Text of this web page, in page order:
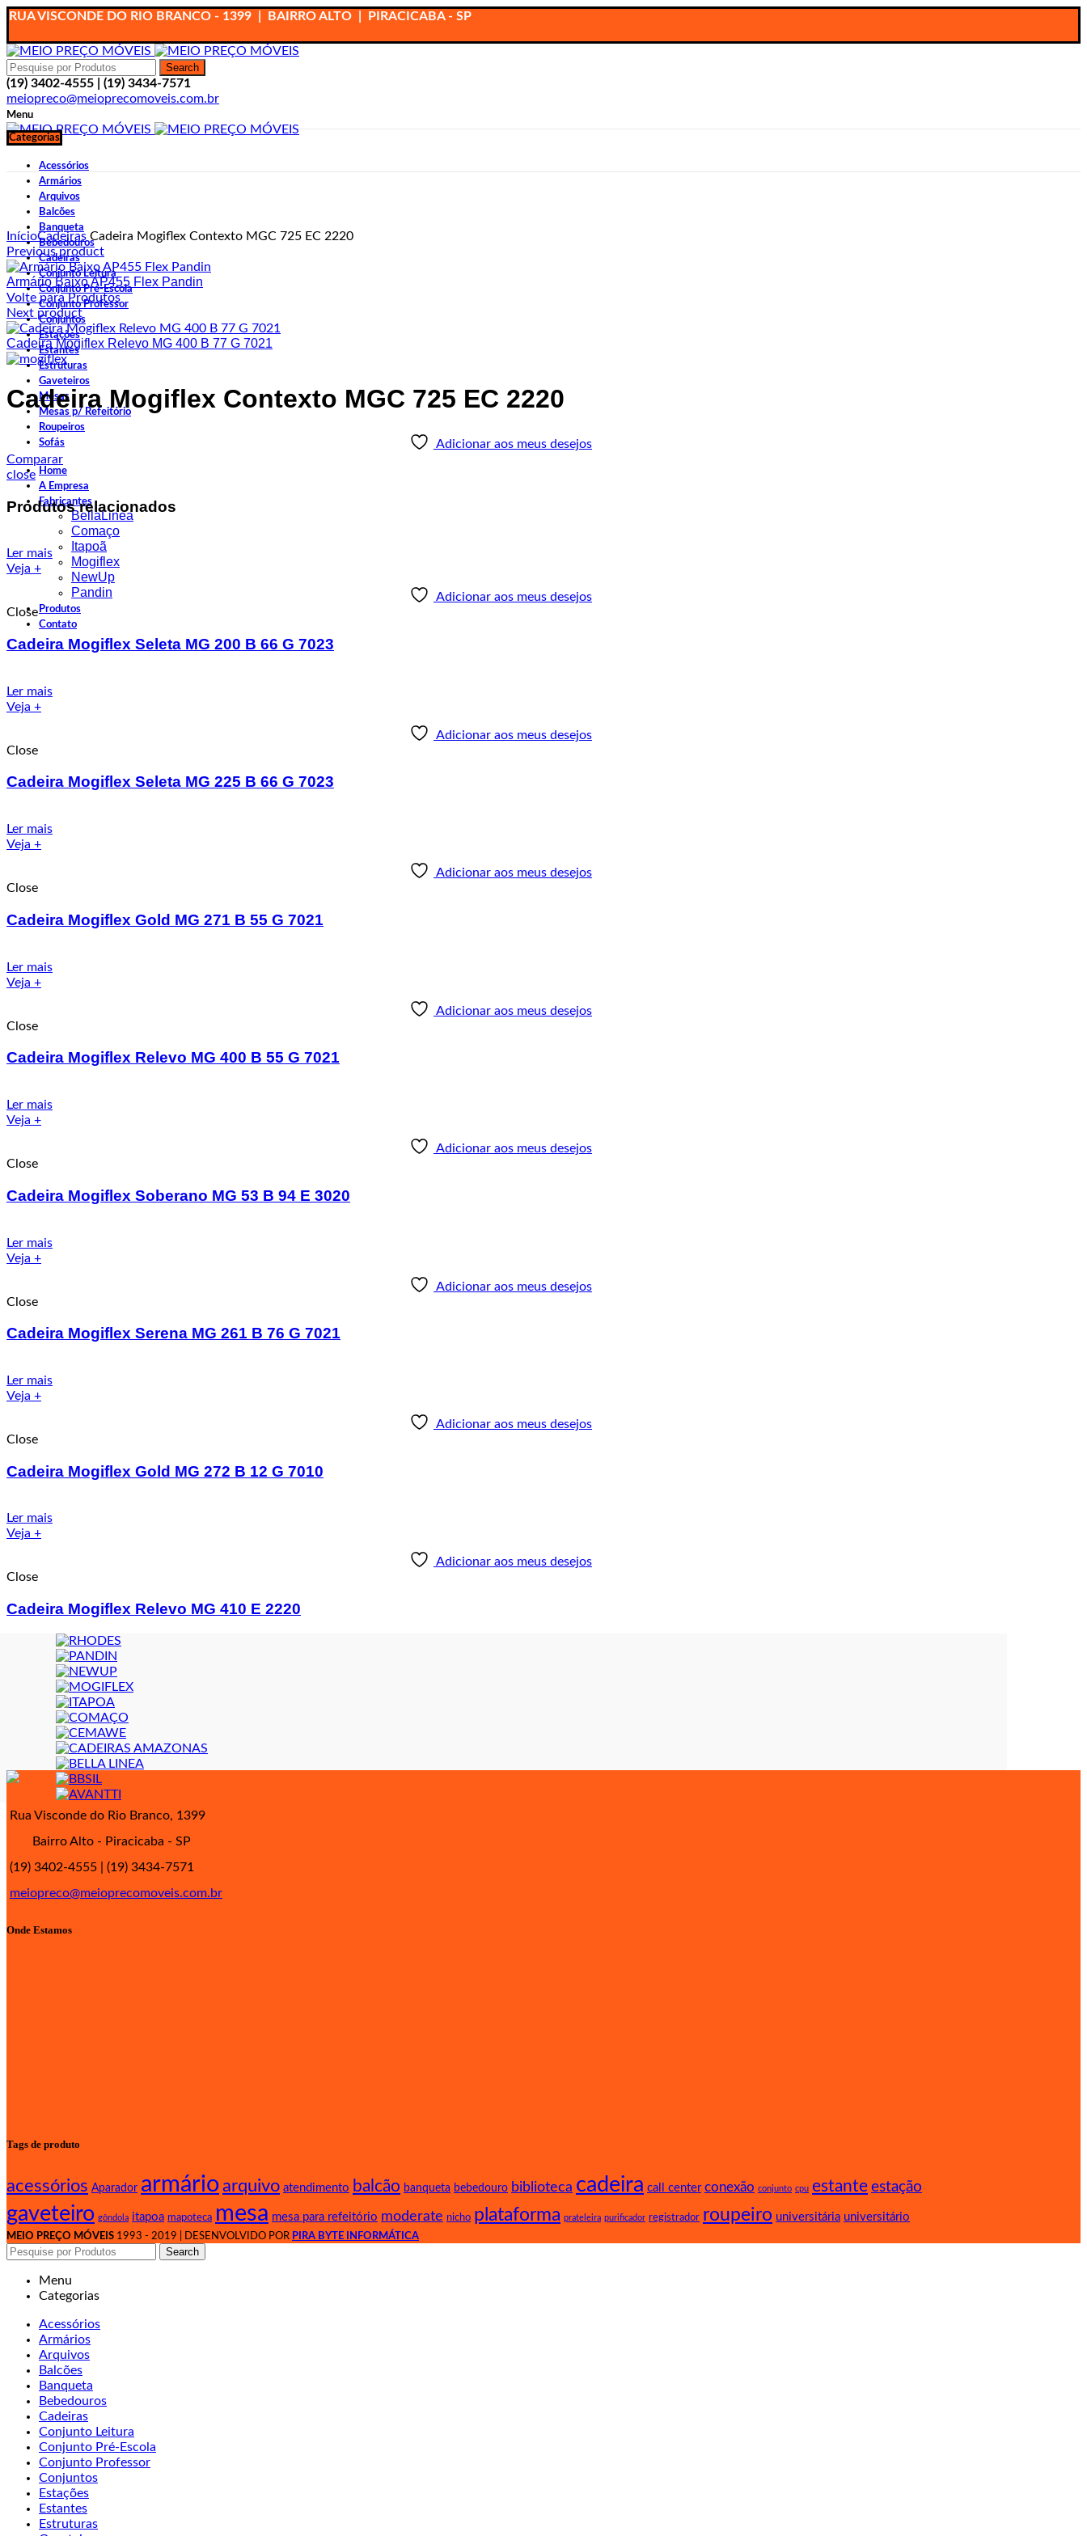
RUA VISCONDE DO RIO BRANCO - 1399 | BAIRRO ALTO | PIRACICABA - SP
Search
(19) 3402-4555 | (19) 3434-7571
meiopreco@meioprecomoveis.com.br
Menu
Categorias
Acessórios
Armários
Arquivos
Balcões
Banqueta
Bebedouros
Cadeiras
Conjunto Leitura
Conjunto Pré-Escola
Conjunto Professor
Conjuntos
Estações
Estantes
Estruturas
Gaveteiros
Mesas
Mesas p/ Refeitório
Roupeiros
Sofás
Home
A Empresa
Fabricantes
BellaLinea
Comaço
Itapoã
Mogiflex
NewUp
Pandin
Produtos
Contato
Ampliar
InícioCadeiras Cadeira Mogiflex Contexto MGC 725 EC 2220
Previous product
Armário Baixo AP455 Flex Pandin
Volte para Produtos
Next product
Cadeira Mogiflex Relevo MG 400 B 77 G 7021
Cadeira Mogiflex Contexto MGC 725 EC 2220
Adicionar aos meus desejos
Comparar
close
Produtos relacionados
Ler mais
Veja +
Adicionar aos meus desejos
Close
Cadeira Mogiflex Seleta MG 200 B 66 G 7023
Ler mais
Veja +
Adicionar aos meus desejos
Close
Cadeira Mogiflex Seleta MG 225 B 66 G 7023
Ler mais
Veja +
Adicionar aos meus desejos
Close
Cadeira Mogiflex Gold MG 271 B 55 G 7021
Ler mais
Veja +
Adicionar aos meus desejos
Close
Cadeira Mogiflex Relevo MG 400 B 55 G 7021
Ler mais
Veja +
Adicionar aos meus desejos
Close
Cadeira Mogiflex Soberano MG 53 B 94 E 3020
Ler mais
Veja +
Adicionar aos meus desejos
Close
Cadeira Mogiflex Serena MG 261 B 76 G 7021
Ler mais
Veja +
Adicionar aos meus desejos
Close
Cadeira Mogiflex Gold MG 272 B 12 G 7010
Ler mais
Veja +
Adicionar aos meus desejos
Close
Cadeira Mogiflex Relevo MG 410 E 2220
Rua Visconde do Rio Branco, 1399
Bairro Alto - Piracicaba - SP
(19) 3402-4555 | (19) 3434-7571
meiopreco@meioprecomoveis.com.br
Onde Estamos
Tags de produto
acessórios Aparador armárioarquivo atendimento balcão banqueta bebedouro biblioteca cadeira call center conexão conjunto cpu estante estação
gaveteiro gôndola itapoa mapoteca mesa mesa para refeitório moderate nicho plataforma prateleira purificador registrador roupeiro universitária universitário
MEIO PREÇO MÓVEIS 1993 - 2019 | DESENVOLVIDO POR PIRA BYTE INFORMÁTICA
Search
Menu
Categorias
Acessórios
Armários
Arquivos
Balcões
Banqueta
Bebedouros
Cadeiras
Conjunto Leitura
Conjunto Pré-Escola
Conjunto Professor
Conjuntos
Estações
Estantes
Estruturas